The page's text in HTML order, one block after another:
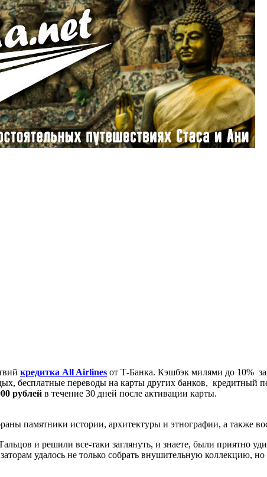
кредитка All Airlines от Т-Банка. Кэшбэк милями до 10%
бесплатные переводы на карты других банков, кредитный
рублей в течение 30 дней после активации карты.
памятники истории, архитектуры и этнографии, а также
и решили все-таки заглянуть, и знаете, были приятно
удалось не только собрать внушительную коллекцию, но